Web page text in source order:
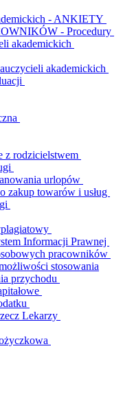
- ANKIETY
- Procedury
akademickich
akademickich
z rodzicielstwem
urlopów
zakup towarów i usług
Informacji Prawnej
pracowników
stosowania
przychodu
Lekarzy